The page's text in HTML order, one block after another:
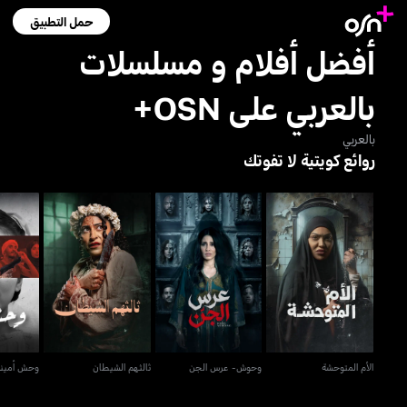
حمل التطبيق
أفضل أفلام و مسلسلات
بالعربي على OSN+
بالعربي
روائع كويتية لا تفوتك
الأم المتوحشة
الأم المتوحشة
وحوش- عرس الجن
وحوش- عرس الجن
ثالثهم الشيطان
ثالثهم الشيطان وحش